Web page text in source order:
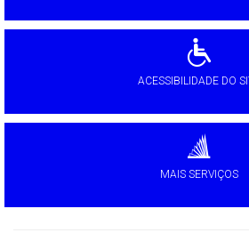
ACESSIBILIDADE DO
MAIS SERVIÇOS